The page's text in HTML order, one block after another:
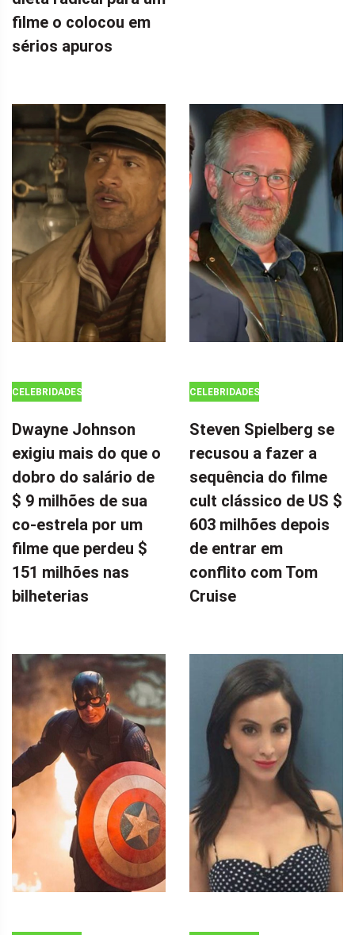
filme o colocou em
sérios apuros
CELEBRIDADES
Dwayne Johnson
exigiu mais do que o
dobro do salário de
$ 9 milhões de sua
co-estrela por um
filme que perdeu $
151 milhões nas
bilheterias
CELEBRIDADES
Steven Spielberg se
recusou a fazer a
sequência do filme
cult clássico de US $
603 milhões depois
de entrar em
conflito com Tom
Cruise